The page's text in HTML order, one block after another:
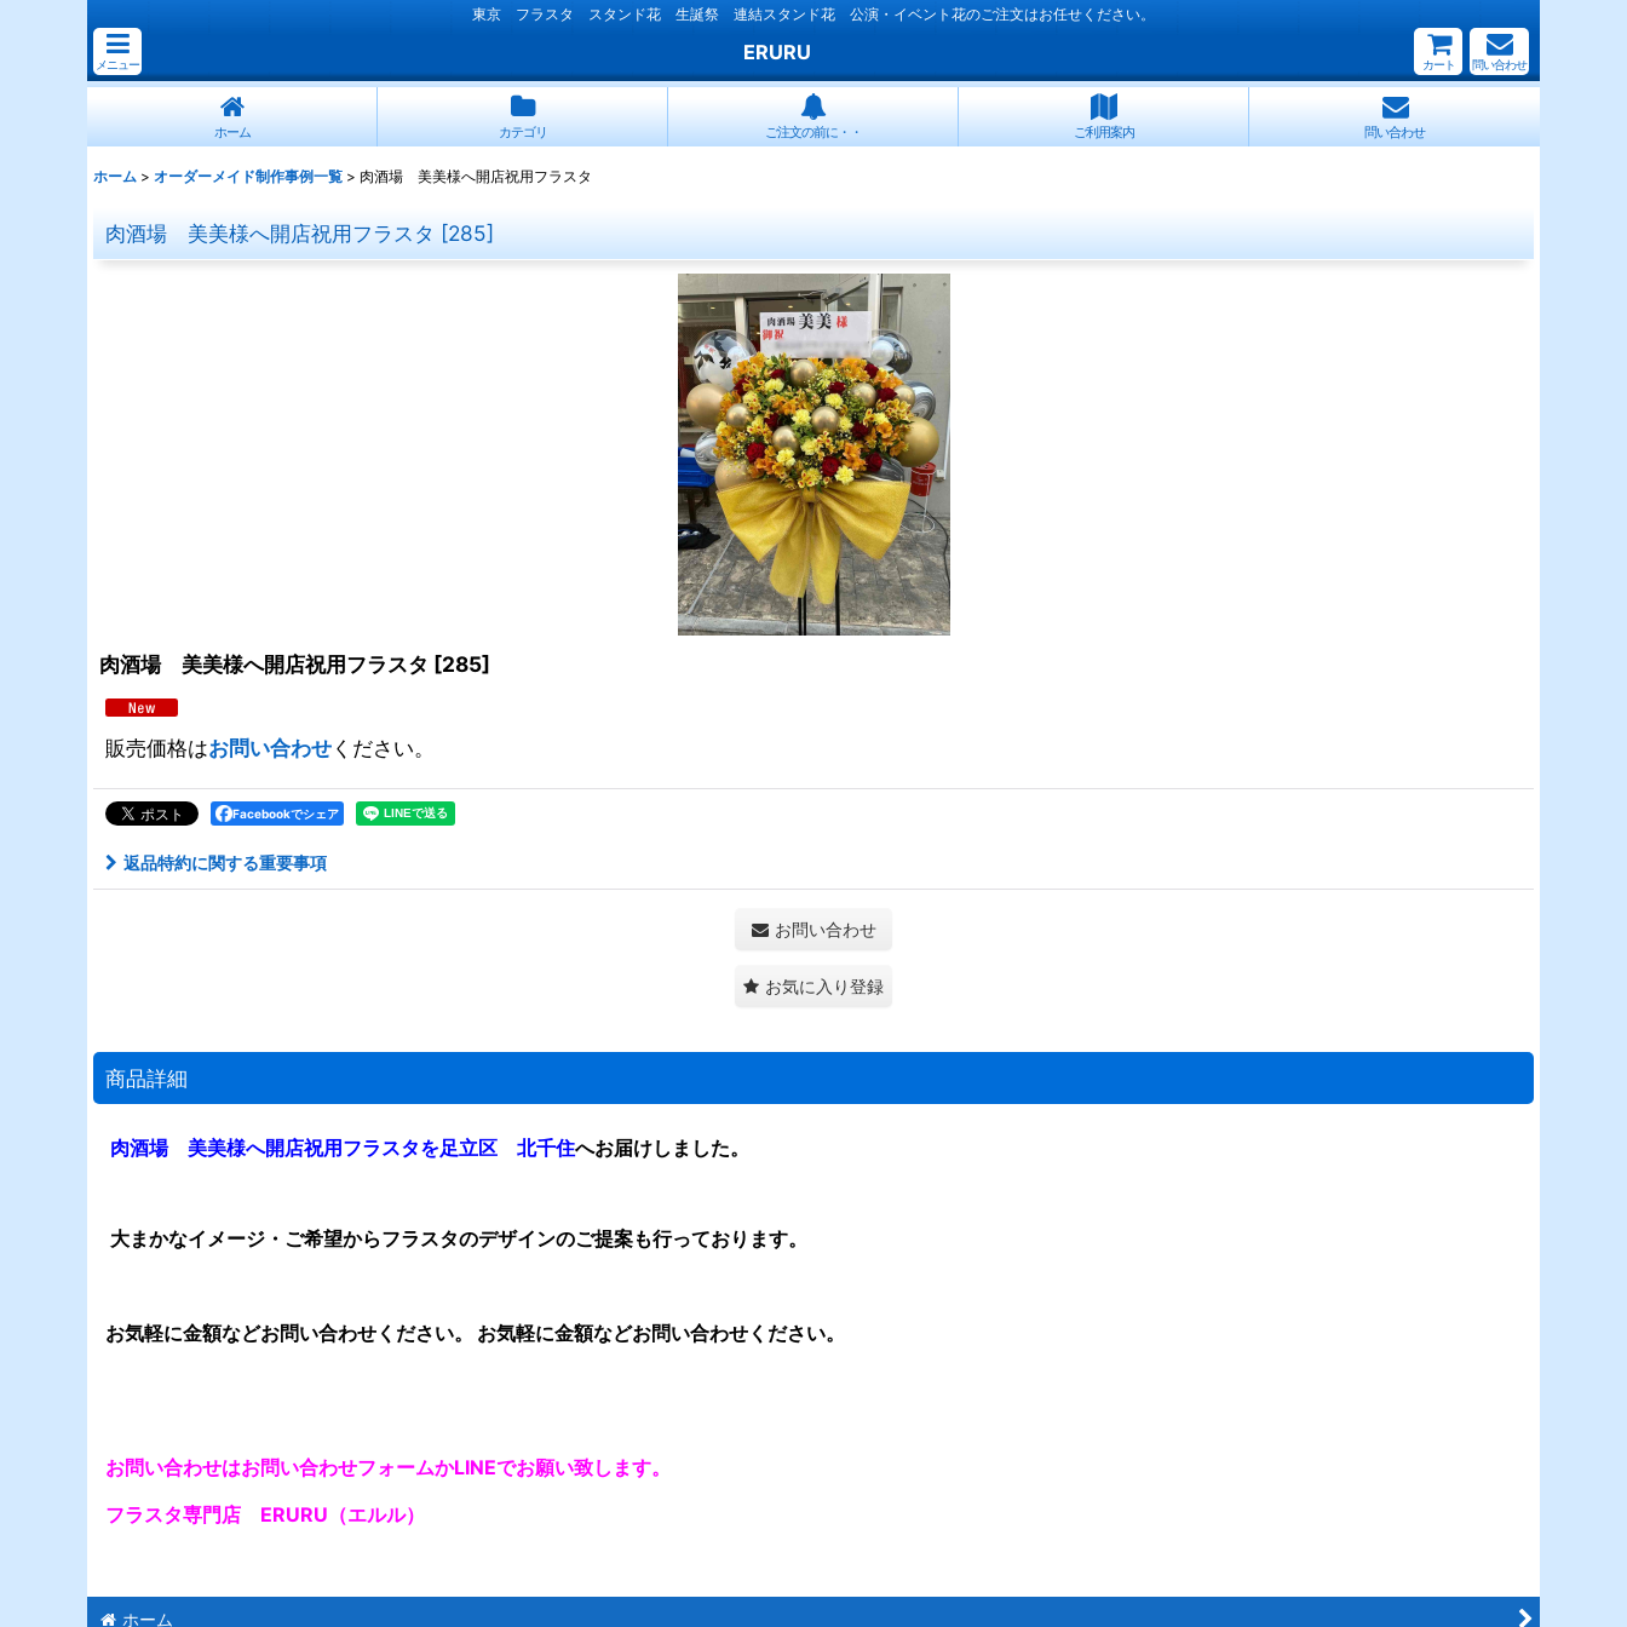
東京 フラスタ スタンド花 生誕祭 連結スタンド花 公演・イベント花のご注文はお任せください。
メニュー
ERURU
カート 問い合わせ
ホーム カテゴリ ご注文の前に・・ ご利用案内 問い合わせ
ホーム > オーダーメイド制作事例一覧 > 肉酒場 美美様へ開店祝用フラスタ
肉酒場 美美様へ開店祝用フラスタ [285]
肉酒場 美美様へ開店祝用フラスタ [285]
販売価格はお問い合わせください。
Facebookでシェア
返品特約に関する重要事項
お問い合わせ
お気に入り登録
商品詳細
肉酒場 美美様へ開店祝用フラスタを足立区 北千住へお届けしました。
大まかなイメージ・ご希望からフラスタのデザインのご提案も行っております。
お気軽に金額などお問い合わせください。 お気軽に金額などお問い合わせ ください。
お問い合わせはお問い合わせフォームかLINEでお願い致します。
フラスタ専門店 ERURU（エルル）
ホーム